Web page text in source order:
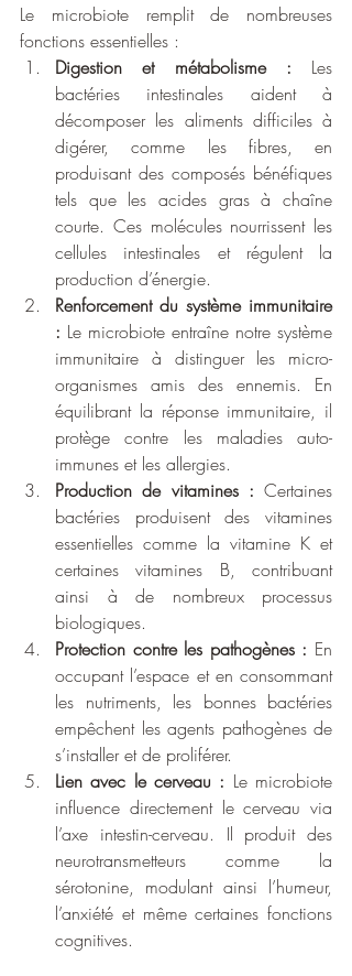
Le microbiote remplit de nombreuses
fonctions essentielles :
Digestion et métabolisme : Les
bactéries intestinales aident à
décomposer les aliments difficiles à
digérer, comme les fibres, en
produisant des composés bénéfiques
tels que les acides gras à chaîne
courte. Ces molécules nourrissent les
cellules intestinales et régulent la
production d’énergie.
Renforcement du système immunitaire
: Le microbiote entraîne notre système
immunitaire à distinguer les micro-
organismes amis des ennemis. En
équilibrant la réponse immunitaire, il
protège contre les maladies auto-
immunes et les allergies.
Production de vitamines : Certaines
bactéries produisent des vitamines
essentielles comme la vitamine K et
certaines vitamines B, contribuant
ainsi à de nombreux processus
biologiques.
Protection contre les pathogènes : En
occupant l’espace et en consommant
les nutriments, les bonnes bactéries
empêchent les agents pathogènes de
s’installer et de proliférer.
Lien avec le cerveau : Le microbiote
influence directement le cerveau via
l’axe intestin-cerveau. Il produit des
neurotransmetteurs comme la
sérotonine, modulant ainsi l’humeur,
l’anxiété et même certaines fonctions
cognitives.